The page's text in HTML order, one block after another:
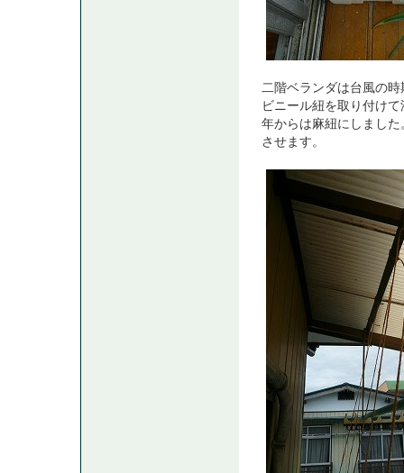
二階ベランダは台風の
ビニール紐を取り付け
年からは麻紐にしまし
させます。